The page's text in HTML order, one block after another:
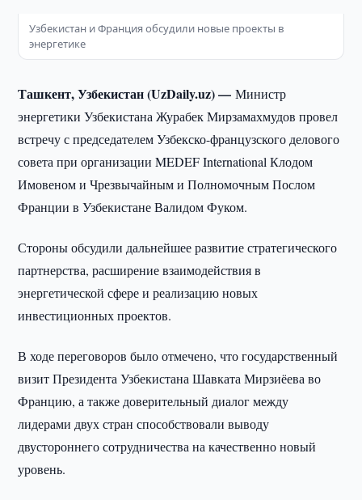
Узбекистан и Франция обсудили новые проекты в
энергетике
Ташкент, Узбекистан (UzDaily.uz) —Министр
энергетики Узбекистана Журабек Мирзамахмудов провел
встречу с председателем Узбекско-французского делового
совета при организации MEDEF International Клодом
Имовеном и Чрезвычайным и Полномочным Послом
Франции в Узбекистане Валидом Фуком.
Стороны обсудили дальнейшее развитие стратегического
партнерства, расширение взаимодействия в
энергетической сфере и реализацию новых
инвестиционных проектов.
В ходе переговоров было отмечено, что государственный
визит Президента Узбекистана Шавката Мирзиёева во
Францию, а также доверительный диалог между
лидерами двух стран способствовали выводу
двустороннего сотрудничества на качественно новый
уровень.